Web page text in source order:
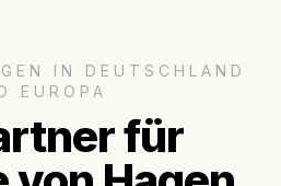
IN DEUTSCHLAND
EUROPA
für